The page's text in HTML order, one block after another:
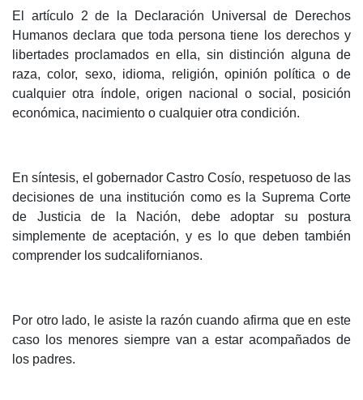
El artículo 2 de la Declaración Universal de Derechos
Humanos declara que toda persona tiene los derechos y
libertades proclamados en ella, sin distinción alguna de
raza, color, sexo, idioma, religión, opinión política o de
cualquier otra índole, origen nacional o social, posición
económica, nacimiento o cualquier otra condición.
En síntesis, el gobernador Castro Cosío, respetuoso de las
decisiones de una institución como es la Suprema Corte
de Justicia de la Nación, debe adoptar su postura
simplemente de aceptación, y es lo que deben también
comprender los sudcalifornianos.
Por otro lado, le asiste la razón cuando afirma que en este
caso los menores siempre van a estar acompañados de
los padres.